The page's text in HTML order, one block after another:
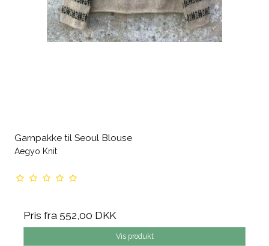
Garnpakke til Seoul Blouse
Aegyo Knit
Pris fra 552,00 DKK
Vis produkt